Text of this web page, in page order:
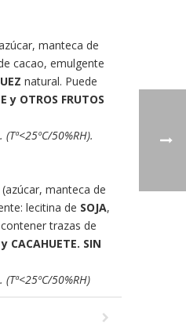
manteca de
cacao, emulgente
natural. Puede
y OTROS FRUTOS
50%RH).
manteca de
lecitina de SOJA,
trazas de
CACAHUETE. SIN
50%RH)